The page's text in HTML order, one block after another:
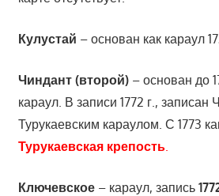
Кулустай – основан как караул
Чиндант (второй)– основан до
караул. В записи 1772 г., записан
Турукаевским караулом. С 1773
Турукаевская крепость.
Ключевское– караул, запись